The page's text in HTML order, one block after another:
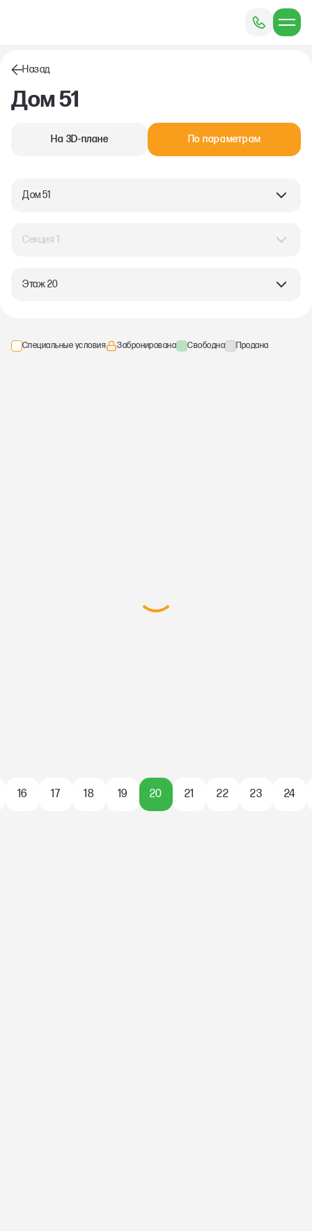
Назад
Дом 51
На 3D-плане По параметрам
Дом 51
Секция 1
Этаж 20
Специальные условия Забронирована Свободна Продана
16 17 18 19 20 21 22 23 24